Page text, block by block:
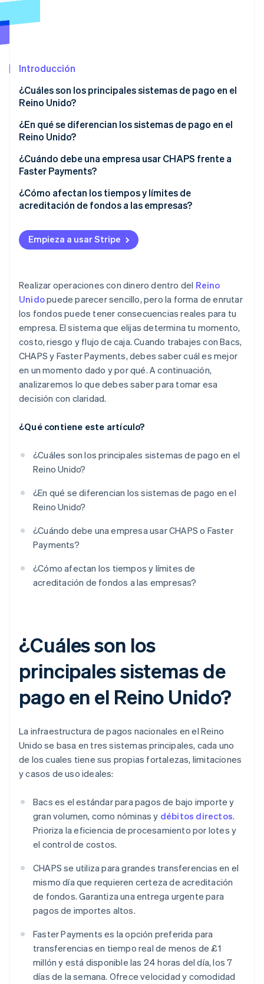
Prevención de fraude
Climate
Identity
Descubre cómo Stripe construye la infraestructura
Mirar ahora
Introducción
¿Cuáles son los principales sistemas de pago en el
Reino Unido?
Bacs
Faster Payments
¿En qué se diferencian los sistemas de pago en el
Reino Unido?
Velocidad y acreditación de fondos
Disponibilidad
Límites de transacciones
Experiencia de usuario y accesibilidad
¿Cuándo debe una empresa usar CHAPS frente a
Faster Payments?
CHAPS
¿Cómo afectan los tiempos y límites de
acreditación de fondos a las empresas?
Pequeñas y medianas empresas (pymes)
E-commerce y plataformas
Empieza a usar Stripe
Realizar operaciones con dinero dentro del Reino
Unidopuede parecer sencillo, pero la forma de enrutar
los fondos puede tener consecuencias reales para tu
empresa. El sistema que elijas determina tu momento,
costo, riesgo y flujo de caja. Cuando trabajes con Bacs,
CHAPS y Faster Payments, debes saber cuál es mejor
en un momento dado y por qué. A continuación,
analizaremos lo que debes saber para tomar esa
decisión con claridad.
¿Qué contiene este artículo?
¿Cuáles son los principales sistemas de pago en el
Reino Unido?
¿En qué se diferencian los sistemas de pago en el
Reino Unido?
¿Cuándo debe una empresa usar CHAPS o Faster
Payments?
¿Cómo afectan los tiempos y límites de
acreditación de fondos a las empresas?
¿Cuáles son los
principales sistemas de
pago en el Reino Unido?
La infraestructura de pagos nacionales en el Reino
Unido se basa en tres sistemas principales, cada uno
de los cuales tiene sus propias fortalezas, limitaciones
y casos de uso ideales:
Bacs es el estándar para pagos de bajo importe y
gran volumen, como nóminas y débitos directos.
Prioriza la eficiencia de procesamiento por lotes y
el control de costos.
CHAPS se utiliza para grandes transferencias en el
mismo día que requieren certeza de acreditación
de fondos. Garantiza una entrega urgente para
pagos de importes altos.
Faster Payments es la opción preferida para
transferencias en tiempo real de menos de £1
millón y está disponible las 24 horas del día, los 7
días de la semana. Ofrece velocidad y comodidad